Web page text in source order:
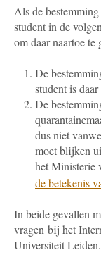
Als de
student in de
om daar naartoe
De
student is daar
De
dus niet
moet blijken
het Ministerie
de betekenis
In beide gevallen
vragen bij het
Universiteit Leiden.